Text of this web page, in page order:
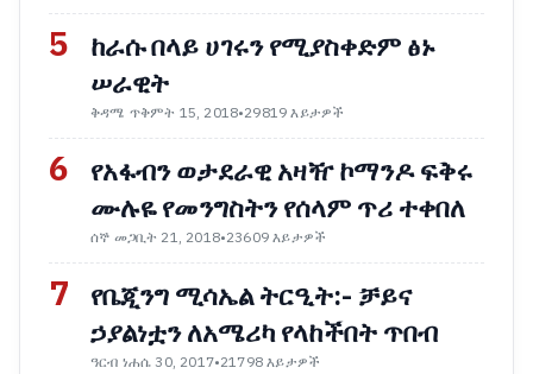
5
ከራሱ በላይ ሀገሩን የሚያስቀድም ፅኑ
ሠራዊት
ቅዳሜ ጥቅምት 15, 2018•29819 እይታዎች
6
የአፋብን ወታደራዊ አዛዥ ኮማንዶ ፍቅሩ
ሙሉዬ የመንግስትን የሰላም ጥሪ ተቀበለ
ሰኞ መጋቢት 21, 2018•23609 እይታዎች
7
የቤጂንግ ሚሳኤል ትርዒት:- ቻይና
ኃያልነቷን ለአሜሪካ የላከችበት ጥበብ
ዓርብ ነሐሴ 30, 2017•21798 እይታዎች